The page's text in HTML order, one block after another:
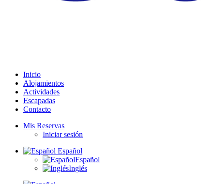
Inicio
Alojamientos
Actividades
Escapadas
Contacto
Mis Reservas
Iniciar sesión
Español
Español
Inglés